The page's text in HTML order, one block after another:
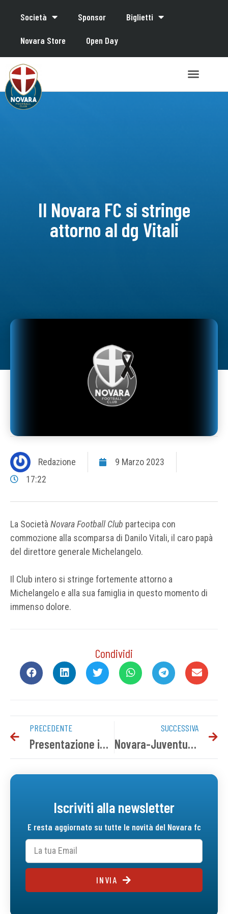
Società Sponsor Biglietti
Novara Store Open Day
Il Novara FC si stringe
attorno al dg Vitali
Redazione
9 Marzo 2023
17:22
La Società Novara Football Club partecipa con
commozione alla scomparsa di Danilo Vitali, il caro papà
del direttore generale Michelangelo.
Il Club intero si stringe fortemente attorno a
Michelangelo e alla sua famiglia in questo momento di
immenso dolore.
Condividi
PRECEDENTE
Presentazione in maglia azzurra di Varone
SUCCESSIVA
Novara-Juventus Next Gen: conferenza stampa pre gara
Iscriviti alla newsletter
E resta aggiornato su tutte le novità del Novara fc
INVIA